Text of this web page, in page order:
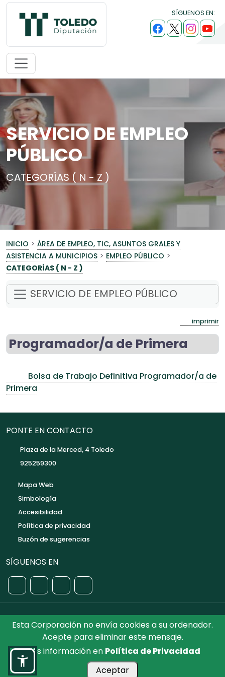
SÍGUENOS EN:
Esta Corporación no envía cookies a su ordenador.
Acepte para eliminar este mensaje.
Más información en Política de Privacidad
Aceptar
SERVICIO DE EMPLEO
PÚBLICO
CATEGORÍAS ( N - Z )
INICIO > ÁREA DE EMPLEO, TIC, ASUNTOS GRALES Y
ASISTENCIA A MUNICIPIOS > EMPLEO PÚBLICO >
CATEGORÍAS ( N - Z )
SERVICIO DE EMPLEO PÚBLICO
imprimir
Programador/a de Primera
Bolsa de Trabajo Definitiva Programador/a de
Primera
PONTE EN CONTACTO
Plaza de la Merced, 4 Toledo
925259300
Mapa Web
Simbología
Accesibilidad
Política de privacidad
Buzón de sugerencias
SÍGUENOS EN
©2026 Diputación de Toledo. Reservados todos los
Derechos. Diseñado por Diputación de Toledo